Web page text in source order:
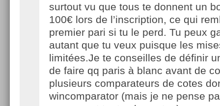
surtout vu que tous te donnent un
100€ lors de l’inscription, ce qui
premier pari si tu le perd. Tu peux
autant que tu veux puisque les
limitées.Je te conseilles de définir
de faire qq paris à blanc avant de
plusieurs comparateurs de cotes
wincomparator (mais je ne pense